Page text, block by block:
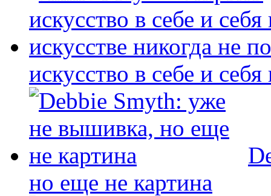
искусство в себе и
но еще не картина